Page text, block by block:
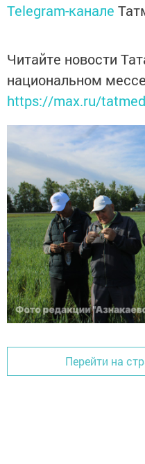
Telegram-канале
Читайте новости
национальном
https://max.ru/
Перейти на